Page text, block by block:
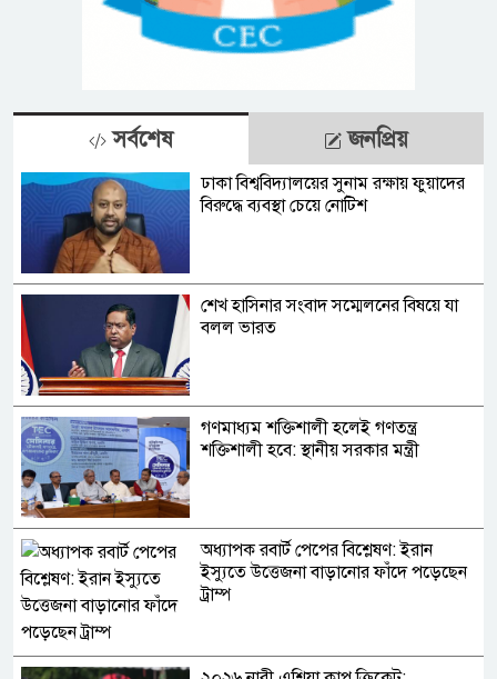
সর্বশেষ জনপ্রিয়
ঢাকা বিশ্ববিদ্যালয়ের সুনাম রক্ষায় ফুয়াদের
বিরুদ্ধে ব্যবস্থা চেয়ে নোটিশ
শেখ হাসিনার সংবাদ সম্মেলনের বিষয়ে যা
বলল ভারত
গণমাধ্যম শক্তিশালী হলেই গণতন্ত্র
শক্তিশালী হবে: স্থানীয় সরকার মন্ত্রী
অধ্যাপক রবার্ট পেপের বিশ্লেষণ: ইরান
ইস্যুতে উত্তেজনা বাড়ানোর ফাঁদে পড়েছেন
ট্রাম্প